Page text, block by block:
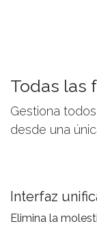
Todas las
Gestiona
desde una
Interfaz
Elimina la